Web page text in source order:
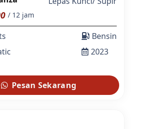
/ 12 jam
Bensin
2023
Pesan Sekarang